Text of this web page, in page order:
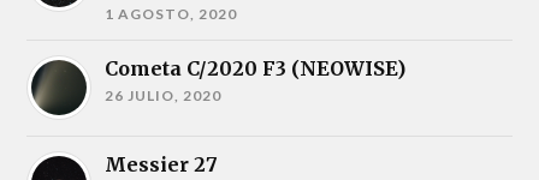
1 AGOSTO, 2020
Cometa C/2020 F3 (NEOWISE)
26 JULIO, 2020
Messier 27